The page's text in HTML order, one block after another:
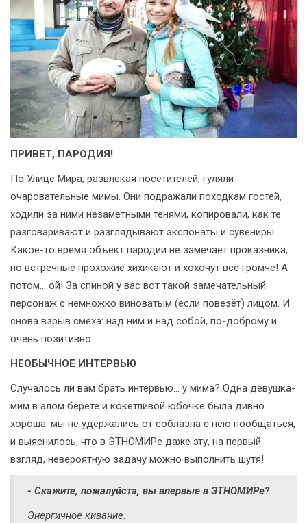
ПРИВЕТ, ПАРОДИЯ!
По Улице Мира, развлекая посетителей, гуляли
очаровательные мимы. Они подражали походкам гостей,
ходили за ними незаметными тенями, копировали, как те
разговаривают и разглядывают экспонаты и сувениры.
Какое-то время объект пародии не замечает проказника,
но встречные прохожие хихикают и хохочут всё громче! А
потом... ой! За спиной у вас вот такой замечательный
персонаж с немножко виноватым (если повезёт) лицом. И
снова взрыв смеха: над ним и над собой, по-доброму и
очень позитивно.
НЕОБЫЧНОЕ ИНТЕРВЬЮ
Случалось ли вам брать интервью... у мима? Одна девушка-
мим в алом берете и кокетливой юбочке была дивно
хороша: мы не удержались от соблазна с нею пообщаться,
и выяснилось, что в ЭТНОМИРе даже эту, на первый
взгляд, невероятную задачу можно выполнить шутя!
- Скажите, пожалуйста, вы впервые в ЭТНОМИРе?
Энергичное кивание.